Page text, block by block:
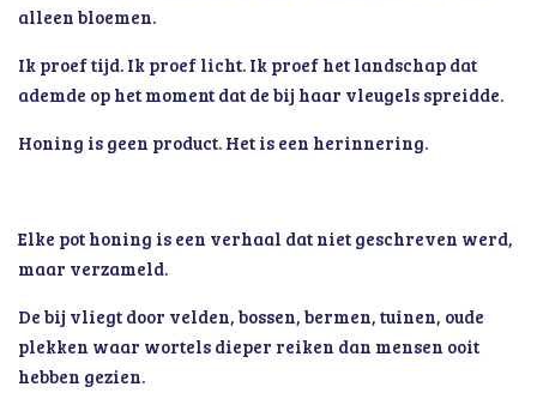
alleen bloemen.
Ik proef tijd. Ik proef licht. Ik proef het landschap dat
ademde op het moment dat de bij haar vleugels spreidde.
Honing is geen product. Het is een herinnering.
Elke pot honing is een verhaal dat niet geschreven werd,
maar verzameld.
De bij vliegt door velden, bossen, bermen, tuinen, oude
plekken waar wortels dieper reiken dan mensen ooit
hebben gezien.